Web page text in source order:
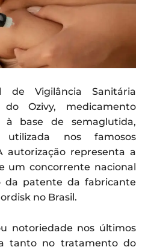
de Vigilância Sanitária
Ozivy, medicamento
à base de semaglutida,
utilizada nos famosos
autorização representa a
um concorrente nacional
da patente da fabricante
no Brasil.
notoriedade nos últimos
tanto no tratamento do